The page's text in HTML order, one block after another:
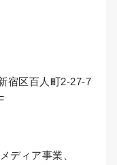
宿区百人町2-27-7
ディア事業、